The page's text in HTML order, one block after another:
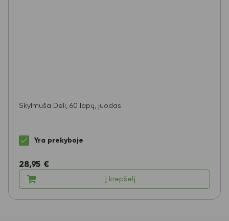
Skylmuša Deli, 60 lapų, juodas
Yra prekyboje
28,95 €
Į krepšelį